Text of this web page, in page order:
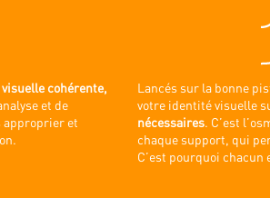
cohérente,
et de
approprier et
Lancés sur la bonne
votre identité visuelle
nécessaires. C’est
chaque support, qui
C’est pourquoi chacun